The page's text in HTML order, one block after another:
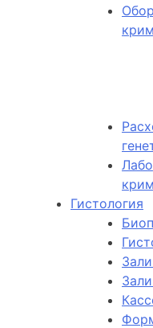
Гистология